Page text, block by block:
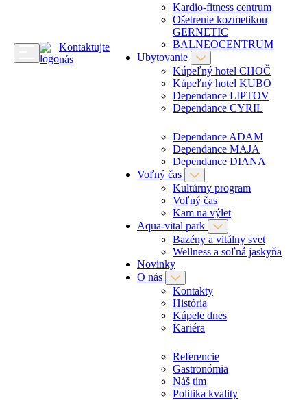
Kontaktujte
nás
Kardio-fitness centrum
Ošetrenie kozmetikou
GERNETIC
BALNEOCENTRUM
Ubytovanie
Kúpeľný hotel CHOČ
Kúpeľný hotel KUBO
Dependance LIPTOV
Dependance CYRIL
Dependance ADAM
Dependance MAJA
Dependance DIANA
Voľný čas
Kultúrny program
Voľný čas
Kam na výlet
Aqua-vital park
Bazény a vitálny svet
Wellness a soľná jaskyňa
Novinky
O nás
Kontakty
História
Kúpele dnes
Kariéra
Referencie
Gastronómia
Náš tím
Politika kvality